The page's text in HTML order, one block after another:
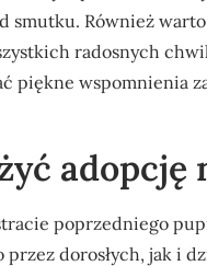
smutku. Również
radosnych
piękne wspomnienia
adopcję
poprzedniego
dorosłych, jak i